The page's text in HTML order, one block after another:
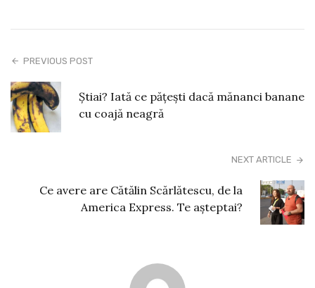
PREVIOUS POST
Știai? Iată ce pățești dacă mănanci banane
cu coajă neagră
NEXT ARTICLE
Ce avere are Cătălin Scărlătescu, de la
America Express. Te așteptai?